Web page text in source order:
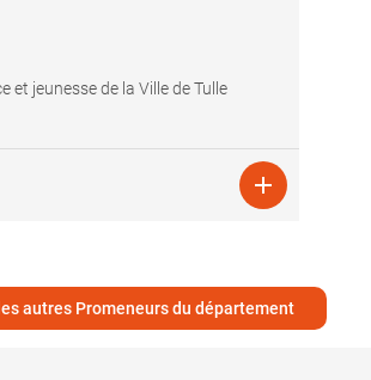
et jeunesse de la Ville de Tulle

autres Promeneurs du département